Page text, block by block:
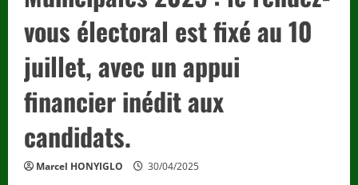
vous électoral est fixé au 10
juillet, avec un appui
financier inédit aux
candidats.
Marcel HONYIGLO 30/04/2025